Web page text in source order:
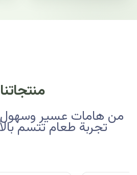
منتجاتنا
من هامات عسير وسهول
تجربة طعام تتسم